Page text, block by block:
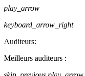
play_arrow
keyboard_arrow_right
Auditeurs:
Meilleurs auditeurs :